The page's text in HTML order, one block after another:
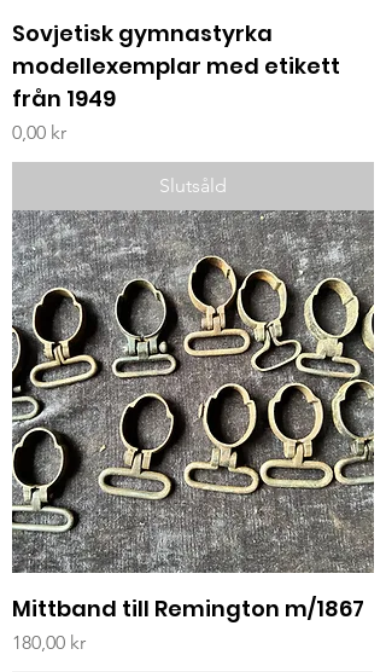
Sovjetisk gymnastyrka
modellexemplar med etikett
från 1949
Pris
0,00 kr
Slutsåld
Mittband till Remington m/1867
Pris
180,00 kr